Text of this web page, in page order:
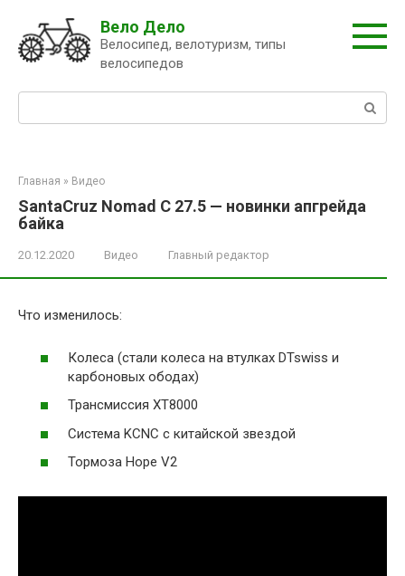
контенту
Вело Дело
Велосипед, велотуризм, типы
велосипедов
Главная » Видео
SantaCruz Nomad C 27.5 — новинки апгрейда
байка
20.12.2020 Видео Главный редактор
Что изменилось:
Колеса (стали колеса на втулках DTswiss и
карбоновых ободах)
Трансмиссия ХТ8000
Система KCNC с китайской звездой
Тормоза Hope V2